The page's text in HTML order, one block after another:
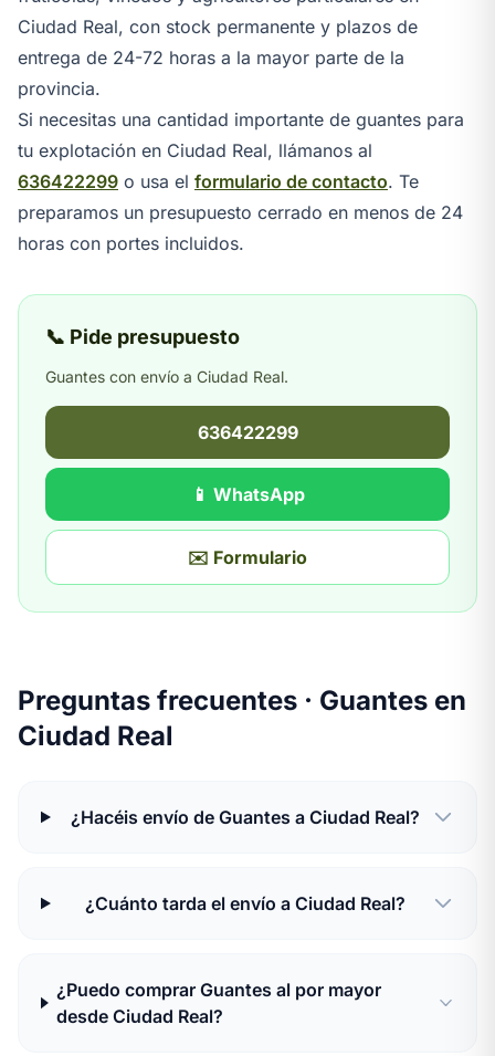
Ciudad Real, con stock permanente y plazos de
entrega de 24-72 horas a la mayor parte de la
provincia.
Si necesitas una cantidad importante de guantes para
tu explotación en Ciudad Real, llámanos al
636422299 o usa el formulario de contacto. Te
preparamos un presupuesto cerrado en menos de 24
horas con portes incluidos.
📞 Pide presupuesto
Guantes con envío a Ciudad Real.
636422299
📱 WhatsApp
✉️ Formulario
Preguntas frecuentes · Guantes en
Ciudad Real
¿Hacéis envío de Guantes a Ciudad Real?
¿Cuánto tarda el envío a Ciudad Real?
¿Puedo comprar Guantes al por mayor
desde Ciudad Real?